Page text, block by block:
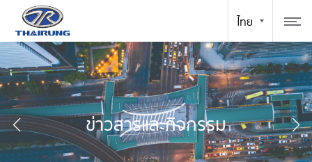
ข่าวสารและกิจกรรม